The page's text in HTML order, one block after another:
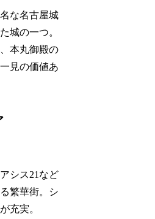
な名古屋城
城の一つ。
本丸御殿の
見の価値あ
シス21など
繁華街。シ
充実。